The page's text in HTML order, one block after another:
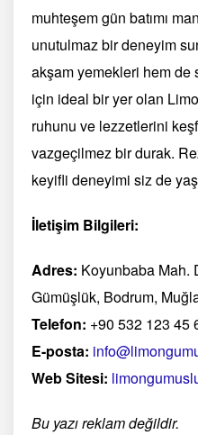
muhteşem gün batımı
unutulmaz bir deneyim
akşam yemekleri hem de
için ideal bir yer olan
ruhunu ve lezzetlerini
vazgeçilmez bir durak.
keyifli deneyimi siz de
İletişim Bilgileri:
Adres: Koyunbaba Mah.
Gümüşlük, Bodrum,
Telefon: +90 532 123 45
E-posta:
Web Sitesi:
Bu yazı reklam değildir.